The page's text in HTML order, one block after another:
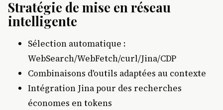
Stratégie de mise en réseau
intelligente
Sélection automatique :
WebSearch/WebFetch/curl/Jina/CDP
Combinaisons d'outils adaptées au contexte
Intégration Jina pour des recherches
économes en tokens